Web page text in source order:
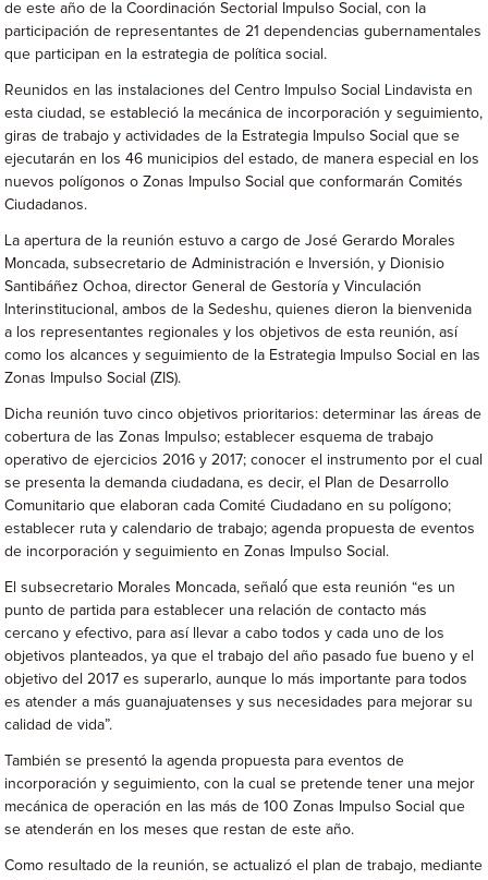
de este año de la Coordinación Sectorial Impulso Social, con la
participación de representantes de 21 dependencias gubernamentales
que participan en la estrategia de política social.
Reunidos en las instalaciones del Centro Impulso Social Lindavista en
esta ciudad, se estableció la mecánica de incorporación y seguimiento,
giras de trabajo y actividades de la Estrategia Impulso Social que se
ejecutarán en los 46 municipios del estado, de manera especial en los
nuevos polígonos o Zonas Impulso Social que conformarán Comités
Ciudadanos.
La apertura de la reunión estuvo a cargo de José Gerardo Morales
Moncada, subsecretario de Administración e Inversión, y Dionisio
Santibáñez Ochoa, director General de Gestoría y Vinculación
Interinstitucional, ambos de la Sedeshu, quienes dieron la bienvenida
a los representantes regionales y los objetivos de esta reunión, así
como los alcances y seguimiento de la Estrategia Impulso Social en las
Zonas Impulso Social (ZIS).
Dicha reunión tuvo cinco objetivos prioritarios: determinar las áreas de
cobertura de las Zonas Impulso; establecer esquema de trabajo
operativo de ejercicios 2016 y 2017; conocer el instrumento por el cual
se presenta la demanda ciudadana, es decir, el Plan de Desarrollo
Comunitario que elaboran cada Comité Ciudadano en su polígono;
establecer ruta y calendario de trabajo; agenda propuesta de eventos
de incorporación y seguimiento en Zonas Impulso Social.
El subsecretario Morales Moncada, señaló́ que esta reunión “es un
punto de partida para establecer una relación de contacto más
cercano y efectivo, para así llevar a cabo todos y cada uno de los
objetivos planteados, ya que el trabajo del año pasado fue bueno y el
objetivo del 2017 es superarlo, aunque lo más importante para todos
es atender a más guanajuatenses y sus necesidades para mejorar su
calidad de vida”.
También se presentó la agenda propuesta para eventos de
incorporación y seguimiento, con la cual se pretende tener una mejor
mecánica de operación en las más de 100 Zonas Impulso Social que
se atenderán en los meses que restan de este año.
Como resultado de la reunión, se actualizó el plan de trabajo, mediante